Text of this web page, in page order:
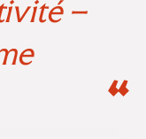
“
–